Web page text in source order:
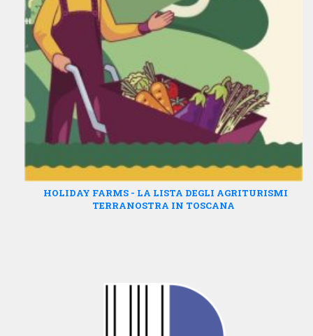
HOLIDAY FARMS - LA LISTA DEGLI AGRITURISMI
TERRANOSTRA IN TOSCANA